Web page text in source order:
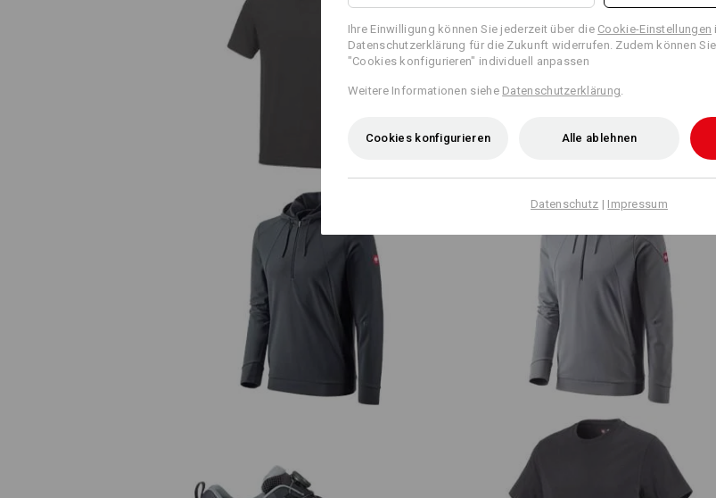
O1 Berufsschuhe e.s. Corvids II low
e.s. Funktions Hoody-Longsleeve UV e.s. Funktions Hoody-Longsleeve UV
Ihre Einwilligung können Sie jederzeit über die Cookie-Einstellungen
Datenschutzerklärung für die Zukunft widerrufen. Zudem können
"Cookies konfigurieren" individuell anpassen
Weitere Informationen siehe Datenschutzerklärung.
Cookies konfigurieren Alle ablehnen
Datenschutz | Impressum